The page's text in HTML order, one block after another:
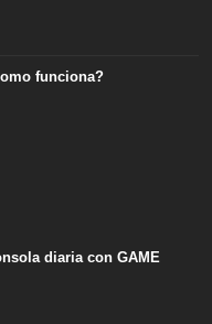
funciona?
diaria con GAME